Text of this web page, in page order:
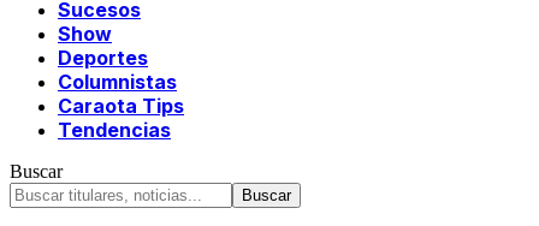
Sucesos
Show
Deportes
Columnistas
Caraota Tips
Tendencias
Buscar